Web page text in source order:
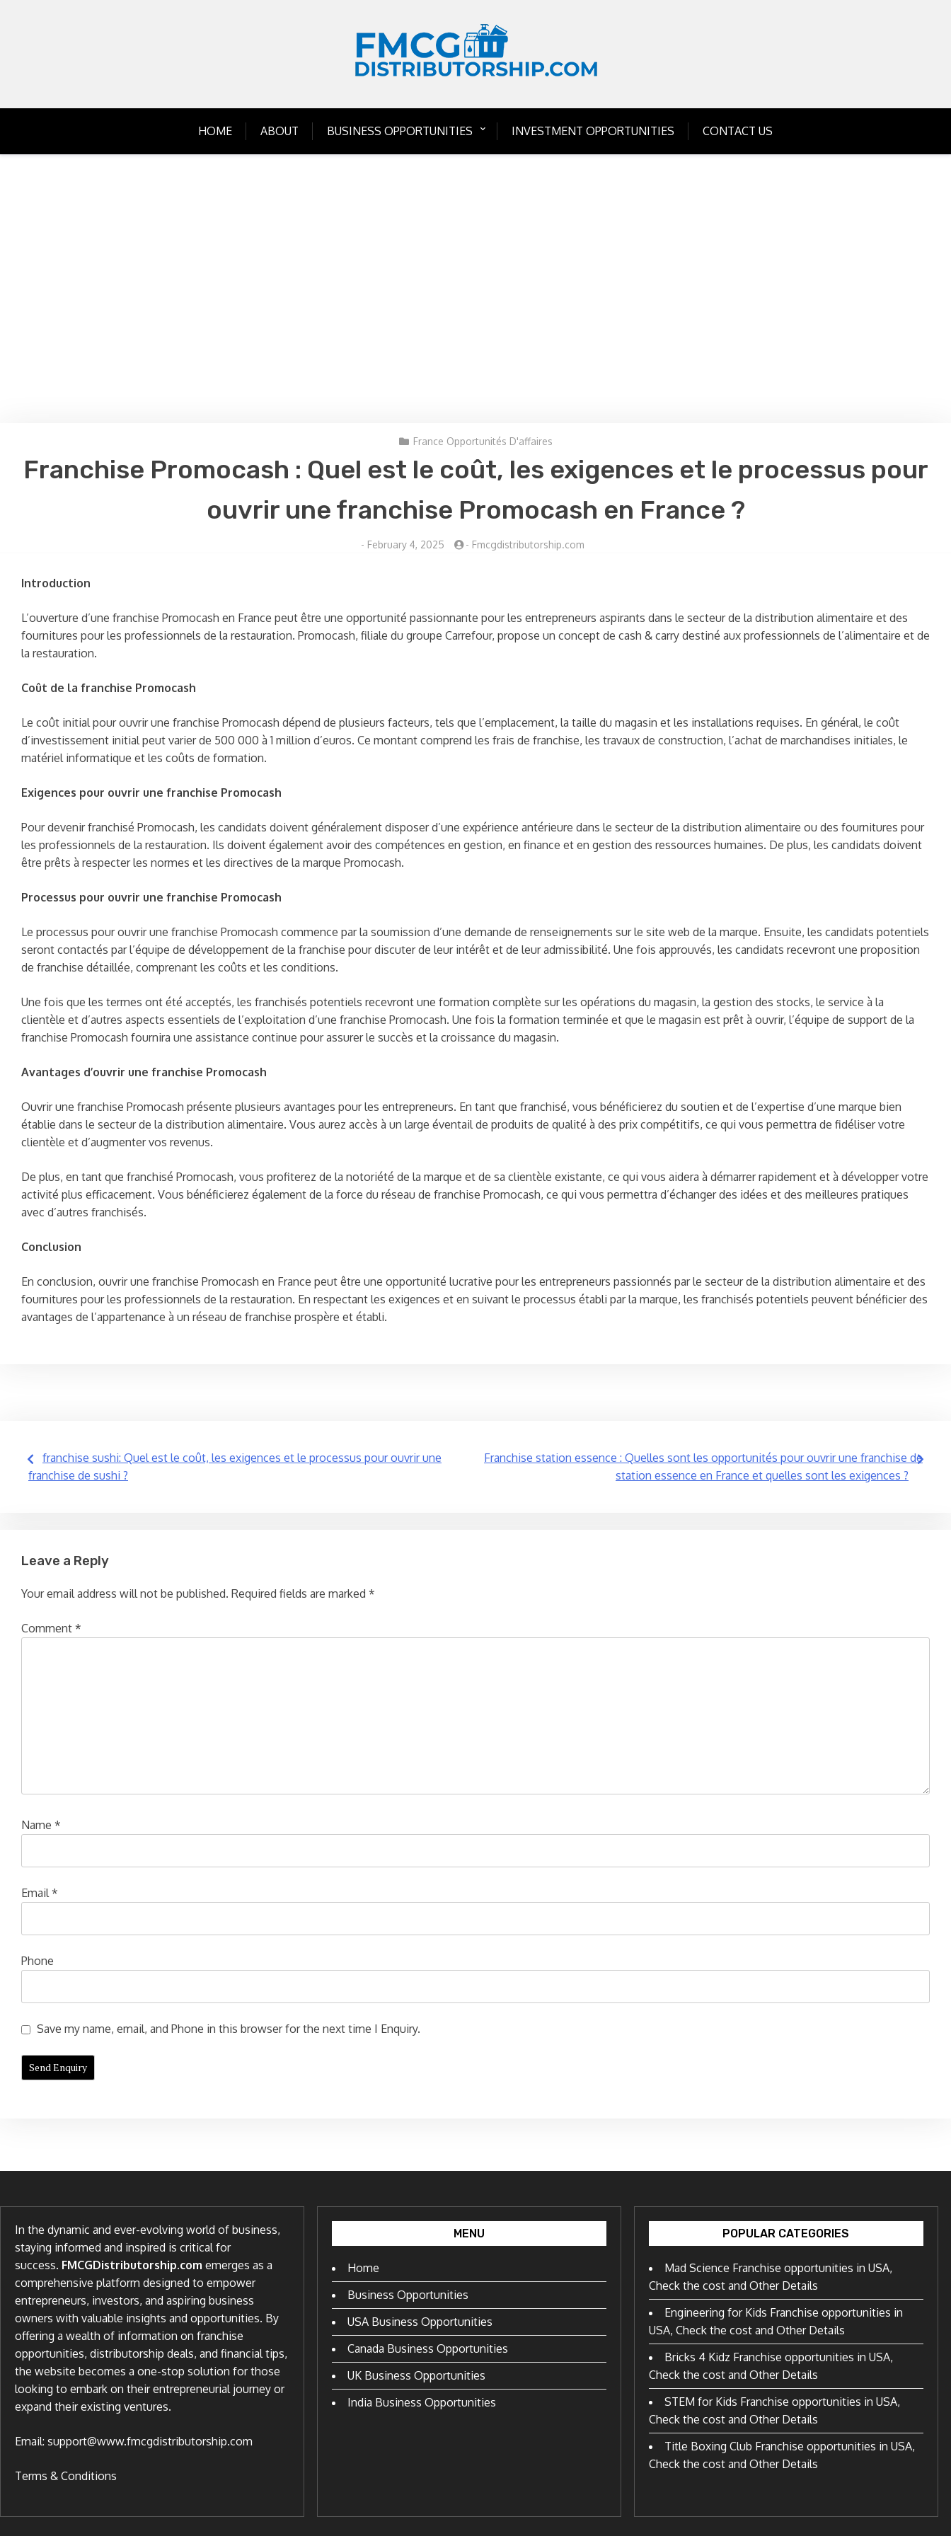
HOME ABOUT BUSINESS OPPORTUNITIES INVESTMENT OPPORTUNITIES CONTACT US
France Opportunités D'affaires
Franchise Promocash : Quel est le coût, les exigences et le processus pour
ouvrir une franchise Promocash en France ?
- February 4, 2025 - Fmcgdistributorship.com
Introduction
L’ouverture d’une franchise Promocash en France peut être une opportunité passionnante pour les entrepreneurs aspirants dans le secteur de la distribution alimentaire et des
fournitures pour les professionnels de la restauration. Promocash, filiale du groupe Carrefour, propose un concept de cash & carry destiné aux professionnels de l’alimentaire et de
la restauration.
Coût de la franchise Promocash
Le coût initial pour ouvrir une franchise Promocash dépend de plusieurs facteurs, tels que l’emplacement, la taille du magasin et les installations requises. En général, le coût
d’investissement initial peut varier de 500 000 à 1 million d’euros. Ce montant comprend les frais de franchise, les travaux de construction, l’achat de marchandises initiales, le
matériel informatique et les coûts de formation.
Exigences pour ouvrir une franchise Promocash
Pour devenir franchisé Promocash, les candidats doivent généralement disposer d’une expérience antérieure dans le secteur de la distribution alimentaire ou des fournitures pour
les professionnels de la restauration. Ils doivent également avoir des compétences en gestion, en finance et en gestion des ressources humaines. De plus, les candidats doivent
être prêts à respecter les normes et les directives de la marque Promocash.
Processus pour ouvrir une franchise Promocash
Le processus pour ouvrir une franchise Promocash commence par la soumission d’une demande de renseignements sur le site web de la marque. Ensuite, les candidats potentiels
seront contactés par l’équipe de développement de la franchise pour discuter de leur intérêt et de leur admissibilité. Une fois approuvés, les candidats recevront une proposition
de franchise détaillée, comprenant les coûts et les conditions.
Une fois que les termes ont été acceptés, les franchisés potentiels recevront une formation complète sur les opérations du magasin, la gestion des stocks, le service à la
clientèle et d’autres aspects essentiels de l’exploitation d’une franchise Promocash. Une fois la formation terminée et que le magasin est prêt à ouvrir, l’équipe de support de la
franchise Promocash fournira une assistance continue pour assurer le succès et la croissance du magasin.
Avantages d’ouvrir une franchise Promocash
Ouvrir une franchise Promocash présente plusieurs avantages pour les entrepreneurs. En tant que franchisé, vous bénéficierez du soutien et de l’expertise d’une marque bien
établie dans le secteur de la distribution alimentaire. Vous aurez accès à un large éventail de produits de qualité à des prix compétitifs, ce qui vous permettra de fidéliser votre
clientèle et d’augmenter vos revenus.
De plus, en tant que franchisé Promocash, vous profiterez de la notoriété de la marque et de sa clientèle existante, ce qui vous aidera à démarrer rapidement et à développer votre
activité plus efficacement. Vous bénéficierez également de la force du réseau de franchise Promocash, ce qui vous permettra d’échanger des idées et des meilleures pratiques
avec d’autres franchisés.
Conclusion
En conclusion, ouvrir une franchise Promocash en France peut être une opportunité lucrative pour les entrepreneurs passionnés par le secteur de la distribution alimentaire et des
fournitures pour les professionnels de la restauration. En respectant les exigences et en suivant le processus établi par la marque, les franchisés potentiels peuvent bénéficier des
avantages de l’appartenance à un réseau de franchise prospère et établi.
Post
franchise sushi: Quel est le coût, les exigences et le processus pour ouvrir une
franchise de sushi ?
Franchise station essence : Quelles sont les opportunités pour ouvrir une franchise de
station essence en France et quelles sont les exigences ?
Leave a Reply
Your email address will not be published. Required fields are marked *
Comment *
Name *
Email *
Phone
Save my name, email, and Phone in this browser for the next time I Enquiry.
In the dynamic and ever-evolving world of business,
staying informed and inspired is critical for
success. FMCGDistributorship.com emerges as a
comprehensive platform designed to empower
entrepreneurs, investors, and aspiring business
owners with valuable insights and opportunities. By
offering a wealth of information on franchise
opportunities, distributorship deals, and financial tips,
the website becomes a one-stop solution for those
looking to embark on their entrepreneurial journey or
expand their existing ventures.
Email: support@www.fmcgdistributorship.com
Terms & Conditions
MENU
Home
Business Opportunities
USA Business Opportunities
Canada Business Opportunities
UK Business Opportunities
India Business Opportunities
POPULAR CATEGORIES
Mad Science Franchise opportunities in USA,
Check the cost and Other Details
Engineering for Kids Franchise opportunities in
USA, Check the cost and Other Details
Bricks 4 Kidz Franchise opportunities in USA,
Check the cost and Other Details
STEM for Kids Franchise opportunities in USA,
Check the cost and Other Details
Title Boxing Club Franchise opportunities in USA,
Check the cost and Other Details